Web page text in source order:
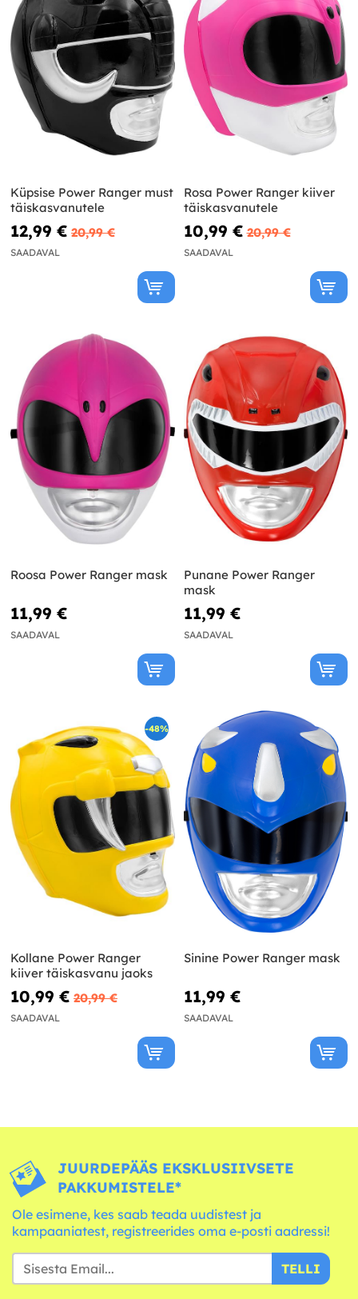
Küpsise Power Ranger must
täiskasvanutele
12,99 € 20,99 €
SAADAVAL
Rosa Power Ranger kiiver
täiskasvanutele
10,99 € 20,99 €
SAADAVAL
Roosa Power Ranger mask
11,99 €
SAADAVAL
Punane Power Ranger
mask
11,99 €
SAADAVAL
-48%
Kollane Power Ranger
kiiver täiskasvanu jaoks
10,99 € 20,99 €
SAADAVAL
Sinine Power Ranger mask
11,99 €
SAADAVAL
JUURDEPÄÄS EKSKLUSIIVSETE
PAKKUMISTELE*
Ole esimene, kes saab teada uudistest ja
kampaaniatest, registreerides oma e-posti aadressi!
TELLI